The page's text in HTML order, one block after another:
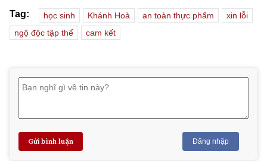
Tag: học sinh Khánh Hoà an toàn thực phẩm
xin lỗi
ngộ độc tập thể
cam kết
Gửi bình luận Đăng nhập